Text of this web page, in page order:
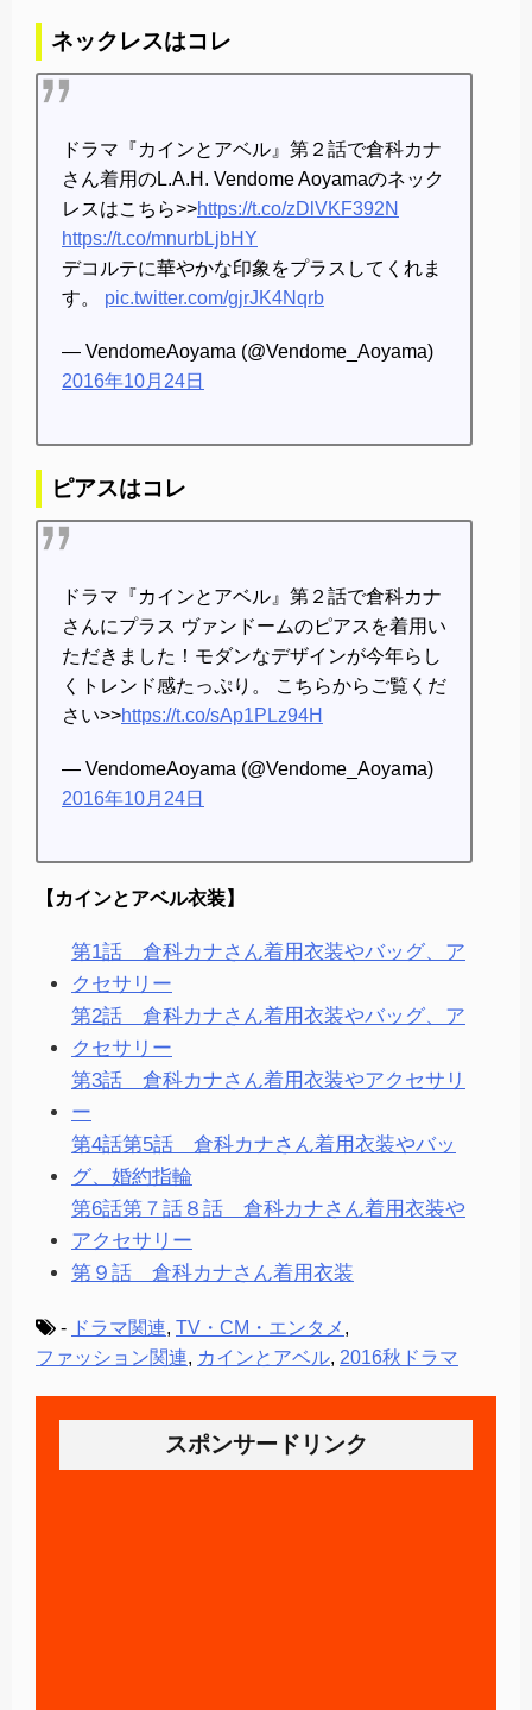
ネックレスはコレ
ドラマ『カインとアベル』第２話で倉科カナ
さん着用のL.A.H. Vendome Aoyamaのネック
レスはこちら>>https://t.co/zDlVKF392N
https://t.co/mnurbLjbHY
デコルテに華やかな印象をプラスしてくれま
す。 pic.twitter.com/gjrJK4Nqrb
— VendomeAoyama (@Vendome_Aoyama)
2016年10月24日
ピアスはコレ
ドラマ『カインとアベル』第２話で倉科カナ
さんにプラス ヴァンドームのピアスを着用い
ただきました！モダンなデザインが今年らし
くトレンド感たっぷり。 こちらからご覧くだ
さい>>https://t.co/sAp1PLz94H
— VendomeAoyama (@Vendome_Aoyama)
2016年10月24日
【カインとアベル衣装】
第1話 倉科カナさん着用衣装やバッグ、ア
クセサリー
第2話 倉科カナさん着用衣装やバッグ、ア
クセサリー
第3話 倉科カナさん着用衣装やアクセサリ
ー
第4話第5話 倉科カナさん着用衣装やバッ
グ、婚約指輪
第6話第７話８話 倉科カナさん着用衣装や
アクセサリー
第９話 倉科カナさん着用衣装
- ドラマ関連, TV・CM・エンタメ ,
ファッション関連, カインとアベル, 2016秋ドラマ
スポンサードリンク